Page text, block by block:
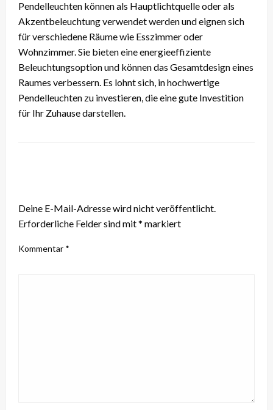
Pendelleuchten können als Hauptlichtquelle oder als
Akzentbeleuchtung verwendet werden und eignen sich
für verschiedene Räume wie Esszimmer oder
Wohnzimmer. Sie bieten eine energieeffiziente
Beleuchtungsoption und können das Gesamtdesign eines
Raumes verbessern. Es lohnt sich, in hochwertige
Pendelleuchten zu investieren, die eine gute Investition
für Ihr Zuhause darstellen.
Deine E-Mail-Adresse wird nicht veröffentlicht.
Erforderliche Felder sind mit* markiert
Kommentar *